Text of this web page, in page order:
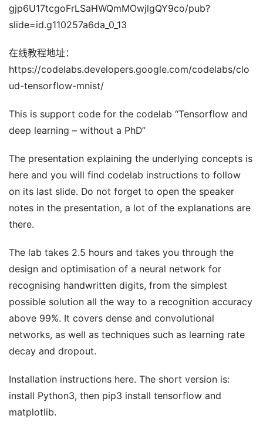
gjp6U17tcgoFrLSaHWQmMOwjlgQY9co/pub?
slide=id.g110257a6da_0_13
在线教程地址：
https://codelabs.developers.google.com/codelabs/clo
ud-tensorflow-mnist/
This is support code for the codelab “Tensorflow and
deep learning – without a PhD”
The presentation explaining the underlying concepts is
here and you will find codelab instructions to follow
on its last slide. Do not forget to open the speaker
notes in the presentation, a lot of the explanations are
there.
The lab takes 2.5 hours and takes you through the
design and optimisation of a neural network for
recognising handwritten digits, from the simplest
possible solution all the way to a recognition accuracy
above 99%. It covers dense and convolutional
networks, as well as techniques such as learning rate
decay and dropout.
Installation instructions here. The short version is:
install Python3, then pip3 install tensorflow and
matplotlib.